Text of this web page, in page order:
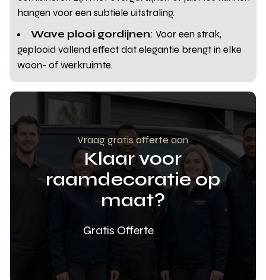
hangen voor een subtiele uitstraling.
Wave plooi gordijnen: Voor een strak,
geplooid vallend effect dat elegantie brengt in elke
woon- of werkruimte.
Vraag gratis offerte aan
Klaar voor
raamdecoratie op
maat?
Gratis Offerte